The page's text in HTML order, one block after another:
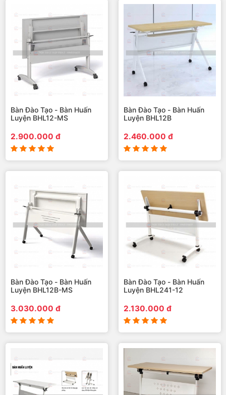
Bàn Đào Tạo - Bàn Huấn
Luyện BHL12-MS
2.900.000 đ
Bàn Đào Tạo - Bàn Huấn
Luyện BHL12B
2.460.000 đ
Bàn Đào Tạo - Bàn Huấn
Luyện BHL12B-MS
3.030.000 đ
Bàn Đào Tạo - Bàn Huấn
Luyện BHL241-12
2.130.000 đ